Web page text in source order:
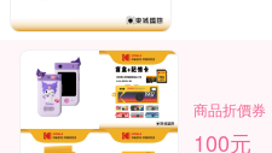
商品折價券
100元